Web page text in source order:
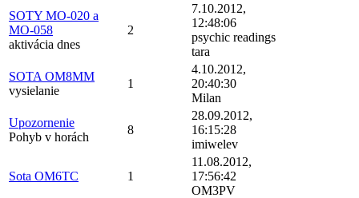
SOTY MO-020 a
MO-058
aktivácia dnes
2
7.10.2012,
12:48:06
psychic readings
tara
SOTA OM8MM
vysielanie
1
4.10.2012,
20:40:30
Milan
Upozornenie
Pohyb v horách
8
28.09.2012,
16:15:28
imiwelev
Sota OM6TC 1
11.08.2012,
17:56:42
OM3PV